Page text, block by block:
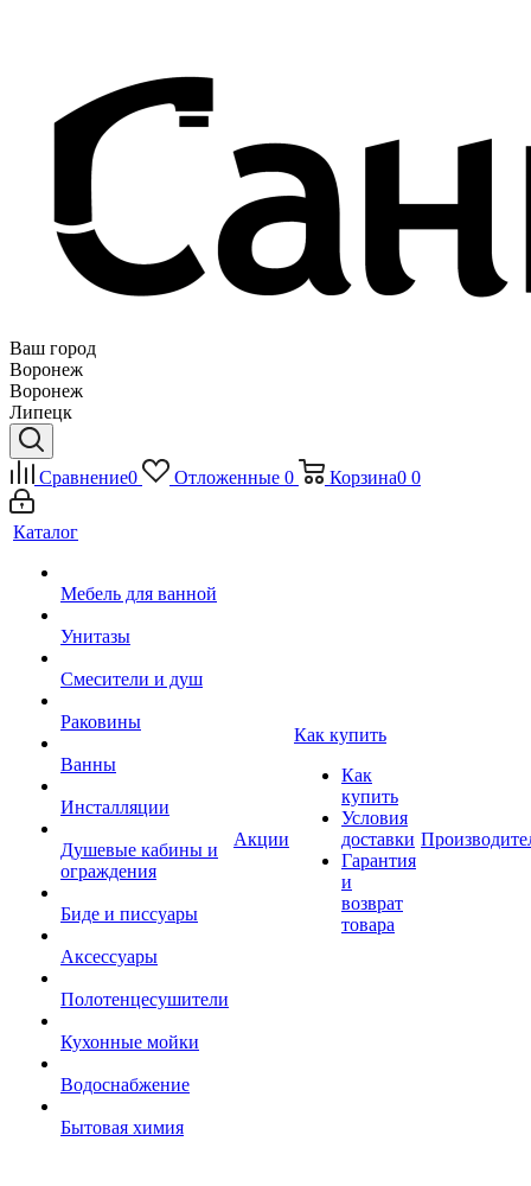
Ваш город
Воронеж
Воронеж
Липецк
Сравнение0 Отложенные 0 Корзина0 0
Каталог
Мебель для ванной
Унитазы
Смесители и душ
Раковины
Ванны
Инсталляции
Душевые кабины и
ограждения
Биде и писсуары
Аксессуары
Полотенцесушители
Кухонные мойки
Водоснабжение
Бытовая химия
Акции
Как купить
Как
купить
Условия
доставки
Гарантия
и
возврат
товара